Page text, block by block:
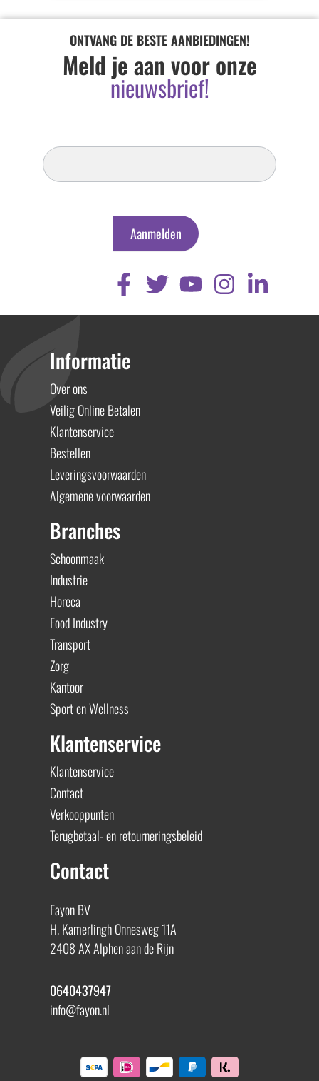
ONTVANG DE BESTE AANBIEDINGEN!
Meld je aan voor onze
nieuwsbrief!
Inschrijven
Nieuwsbrief
Aanmelden
Informatie
Over ons
Veilig Online Betalen
Klantenservice
Bestellen
Leveringsvoorwaarden
Algemene voorwaarden
Branches
Schoonmaak
Industrie
Horeca
Food Industry
Transport
Zorg
Kantoor
Sport en Wellness
Klantenservice
Klantenservice
Contact
Verkooppunten
Terugbetaal- en retourneringsbeleid
Contact
Fayon BV
H. Kamerlingh Onnesweg 11A
2408 AX Alphen aan de Rijn
0640437947
info@fayon.nl